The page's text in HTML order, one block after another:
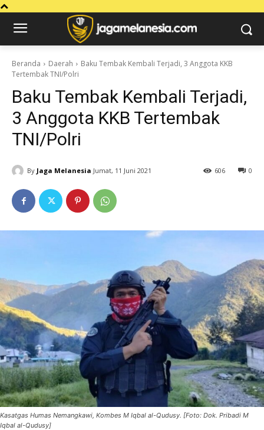
Beranda Daerah
Baku Tembak Kembali Terjadi, 3 Anggota KKB
Tertembak TNI/Polri
Baku Tembak Kembali Terjadi,
3 Anggota KKB Tertembak
TNI/Polri
By Jaga Melanesia Jumat, 11 Juni 2021 0
606
Kasatgas Humas Nemangkawi, Kombes M Iqbal al-Qudusy. [Foto: Dok. Pribadi M
Iqbal al-Qudusy]